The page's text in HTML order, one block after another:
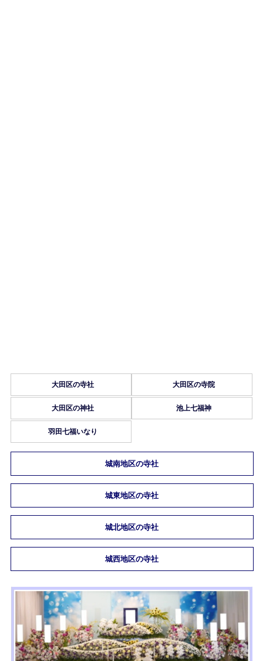
大田区の寺社 大田区の寺院
大田区の神社 池上七福神
羽田七福いなり
城南地区の寺社
城東地区の寺社
城北地区の寺社
城西地区の寺社